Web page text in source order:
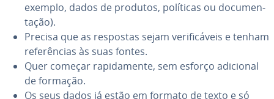
exemplo, dados de produtos, políticas ou do­cu­men­
ta­ção).
Precisa que as respostas sejam ve­ri­fi­cá­veis e tenham
re­fe­rên­cias às suas fontes.
Quer começar ra­pi­da­mente, sem esforço adicional
de formação.
Os seus dados já estão em formato de texto e só